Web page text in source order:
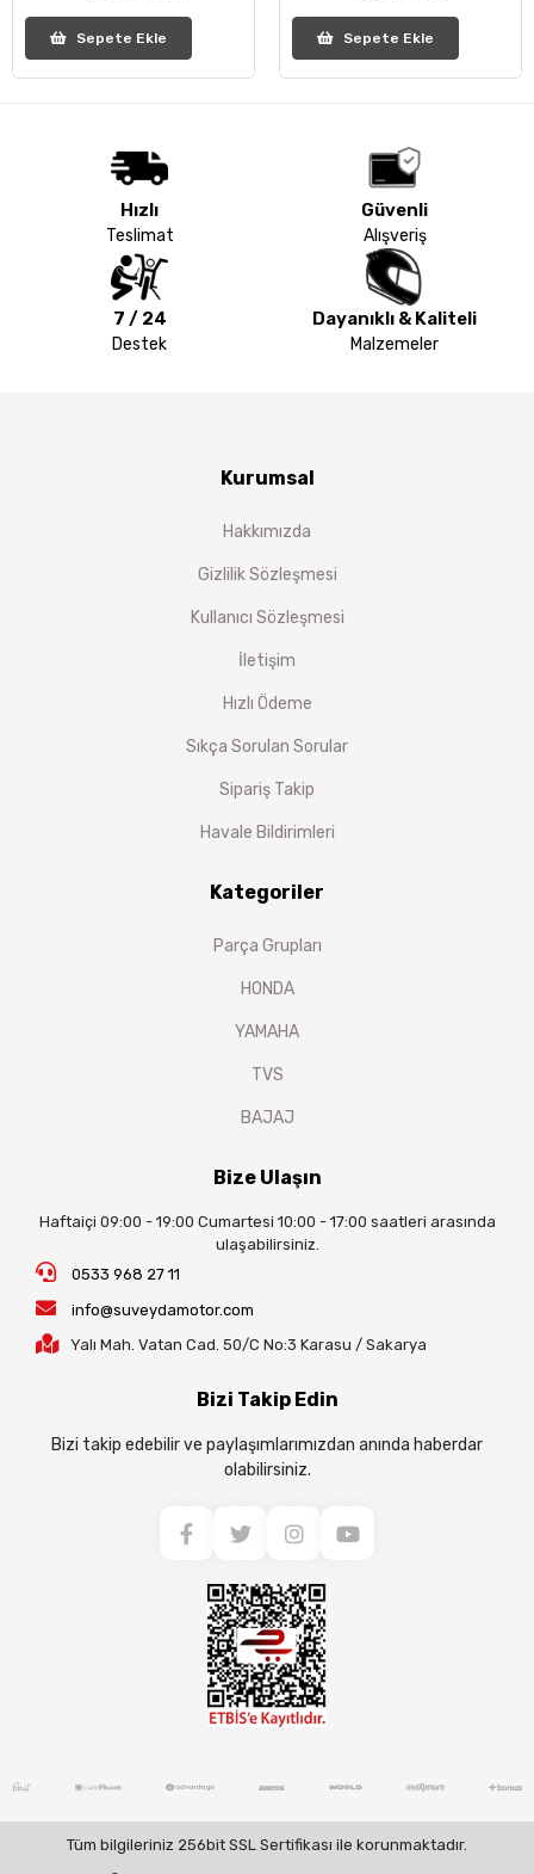
Sepete Ekle Sepete Ekle
Hızlı
Teslimat
Güvenli
Alışveriş
7 / 24
Destek
Dayanıklı & Kaliteli
Malzemeler
Kurumsal
Hakkımızda
Gizlilik Sözleşmesi
Kullanıcı Sözleşmesi
İletişim
Hızlı Ödeme
Sıkça Sorulan Sorular
Sipariş Takip
Havale Bildirimleri
Kategoriler
Parça Grupları
HONDA
YAMAHA
TVS
BAJAJ
Bize Ulaşın
Haftaiçi 09:00 - 19:00 Cumartesi 10:00 - 17:00 saatleri arasında
ulaşabilirsiniz.
0533 968 27 11
info@suveydamotor.com
Yalı Mah. Vatan Cad. 50/C No:3 Karasu / Sakarya
Bizi Takip Edin
Bizi takip edebilir ve paylaşımlarımızdan anında haberdar
olabilirsiniz.
Tüm bilgileriniz 256bit SSL Sertifikası ile korunmaktadır.